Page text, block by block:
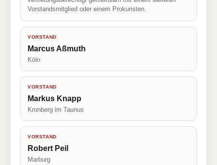
Vorstandsmitglied oder einem Prokuristen.
VORSTAND
Marcus Aßmuth
Köln
VORSTAND
Markus Knapp
Kronberg im Taunus
VORSTAND
Robert Peil
Marburg